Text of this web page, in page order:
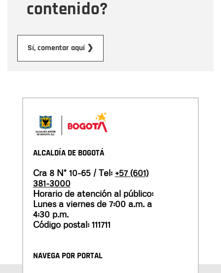
contenido?
Sí, comentar aquí ❯
ALCALDÍA DE BOGOTÁ
Cra 8 N° 10-65 / Tel: +57 (601)
381-3000
Horario de atención al público:
Lunes a viernes de 7:00 a.m. a
4:30 p.m.
Código postal: 111711
NAVEGA POR PORTAL